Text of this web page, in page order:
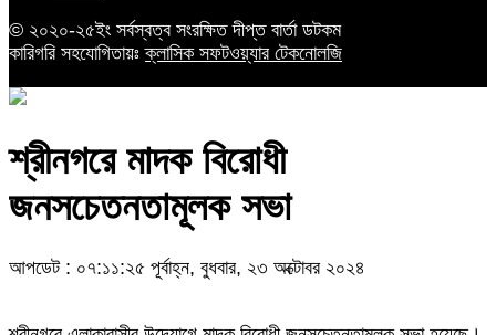
© ২০২০-২৫ইং সর্বস্বত্ব সংরক্ষিত দীপ্ত বার্তা ডটকম
কারিগরি সহযোগিতায়ঃক্লাসিক সফটওয়্যার টেকনোলজি
শ্রীনগরে মাদক বিরোধী
জনসচেতনতামূলক সভা
আপডেট : ০৭:১১:২৫ পূর্বাহ্ন, বুধবার, ২৩ অক্টোবর ২০২৪